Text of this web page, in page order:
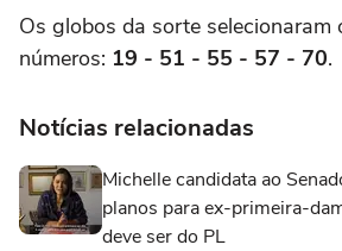
Os globos da sorte selecionaram
números: 19 - 51 - 55 - 57 - 70.
Notícias relacionadas
Michelle candidata ao
planos para ex-primeira-
deve ser do PL